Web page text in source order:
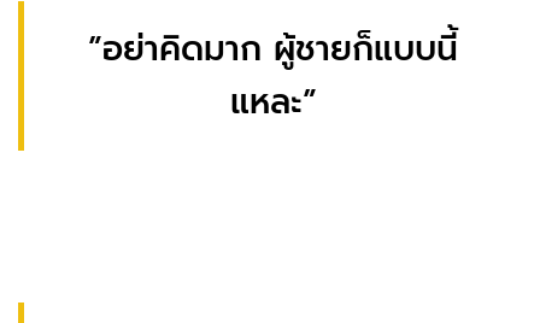
”อย่าคิดมาก ผู้ชายก็แบบนี้
แหละ”